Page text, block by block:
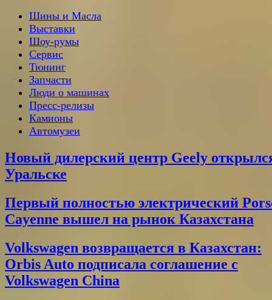
Шины и Масла
Выставки
Шоу-румы
Сервис
Тюнинг
Запчасти
Люди о машинах
Пресс-релизы
Камионы
Автомузеи
Новый дилерский центр Geely
Уральске
Первый полностью электрический
Cayenne вышел на рынок Казахстана
Volkswagen возвращается в Казахстан:
Orbis Auto подписала соглашение с
Volkswagen China